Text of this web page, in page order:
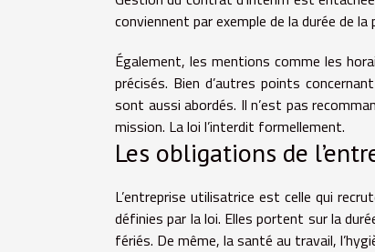
conviennent par exemple de la durée de la
Également, les mentions comme les
précisés. Bien d’autres points
sont aussi abordés. Il n’est pas
mission. La loi l’interdit formellement.
Les obligations de
L’entreprise utilisatrice est celle qui
définies par la loi. Elles portent sur la
fériés. De même, la santé au travail,